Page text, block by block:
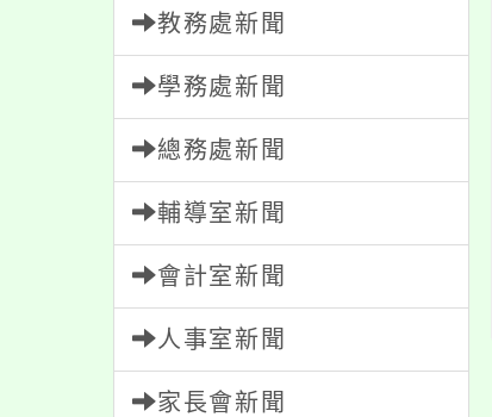
教務處新聞
學務處新聞
總務處新聞
輔導室新聞
會計室新聞
人事室新聞
家長會新聞